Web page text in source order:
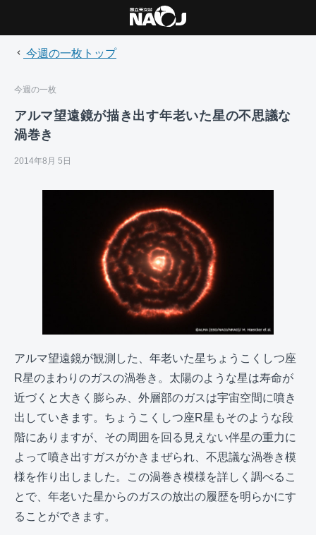
今週の一枚トップ
今週の一枚
アルマ望遠鏡が描き出す年老いた星の不思議な
渦巻き
2014年8月 5日
アルマ望遠鏡が観測した、年老いた星ちょうこくしつ座
R星のまわりのガスの渦巻き。太陽のような星は寿命が
近づくと大きく膨らみ、外層部のガスは宇宙空間に噴き
出していきます。ちょうこくしつ座R星もそのような段
階にありますが、その周囲を回る見えない伴星の重力に
よって噴き出すガスがかきまぜられ、不思議な渦巻き模
様を作り出しました。この渦巻き模様を詳しく調べるこ
とで、年老いた星からのガスの放出の履歴を明らかにす
ることができます。